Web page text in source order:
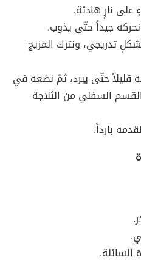
على نارٍ هادئة.
جيداً حتّى يذوب.
تدريجي، ونترك المزيج
قليلاً حتّى يبرد، ثمّ نضعه في
السفلي من الثلاجة
بارداً.
السائلة.